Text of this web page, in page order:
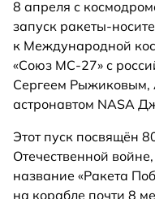
8 апреля с
запуск ракеты-
к Международной
«Союз МС-27» с
Сергеем Рыжиковым,
астронавтом NASA
️Этот пуск посвящён
Отечественной
название «Ракета
на корабле почти 8